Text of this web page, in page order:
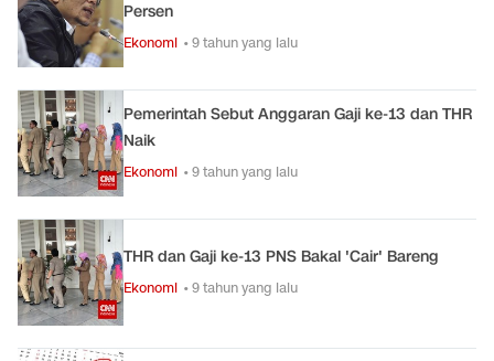
Persen
Ekonomi • 9 tahun yang lalu
Pemerintah Sebut Anggaran Gaji ke-13 dan THR
Naik
Ekonomi • 9 tahun yang lalu
THR dan Gaji ke-13 PNS Bakal 'Cair' Bareng
Ekonomi • 9 tahun yang lalu